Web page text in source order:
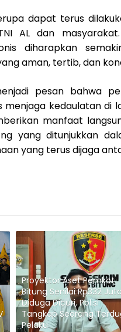
dapat terus
AL dan
diharapkan
aman, tertib, dan
pesan bahwa
menjaga kedaulatan di
manfaat
yang ditunjukkan
yang terus dijaga
Proyektor Aset Pemkot
Bitung Senilai Rp332 Juta
Diduga Dicuri, Polisi
Tangkap Seorang
Pelaku